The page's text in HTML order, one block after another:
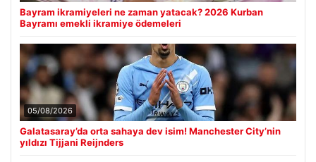
Bayram ikramiyeleri ne zaman yatacak? 2026 Kurban
Bayramı emekli ikramiye ödemeleri
05/08/2026
Galatasaray’da orta sahaya dev isim! Manchester City’nin
yıldızı Tijjani Reijnders